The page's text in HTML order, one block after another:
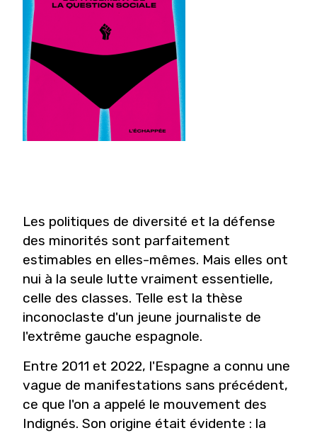
Les politiques de diversité et la défense
des minorités sont parfaitement
estimables en elles-mêmes. Mais elles ont
nui à la seule lutte vraiment essentielle,
celle des classes. Telle est la thèse
inconoclaste d'un jeune journaliste de
l'extrême gauche espagnole.
Entre 2011 et 2022, l'Espagne a connu une
vague de manifestations sans précédent,
ce que l'on a appelé le mouvement des
Indignés. Son origine était évidente : la